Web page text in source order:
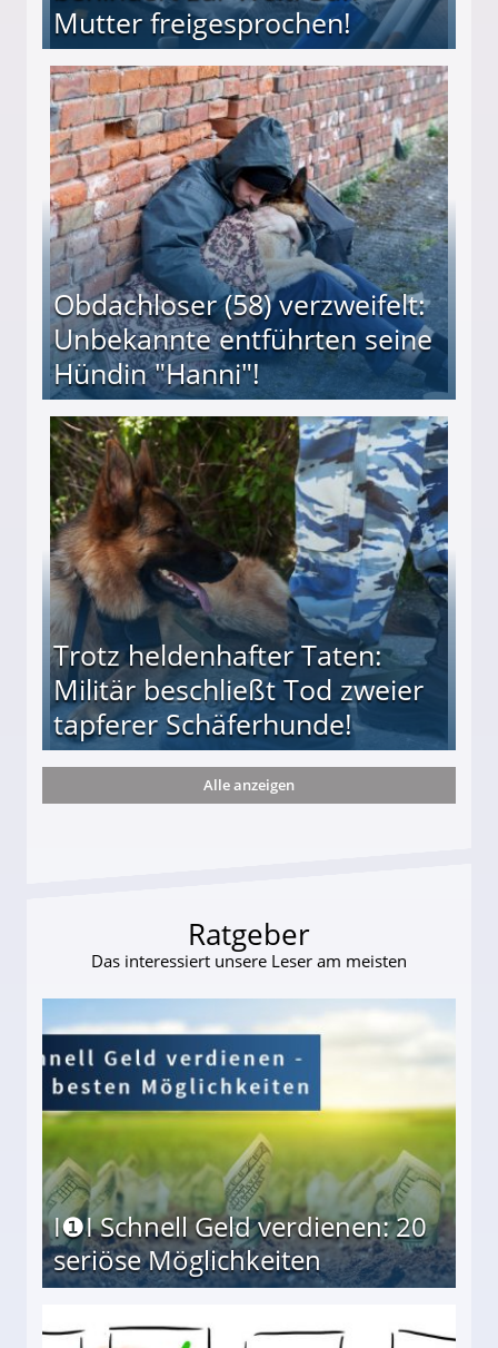
Mutter freigesprochen!
Mutter freigesprochen!
Obdachloser (58) verzweifelt:
Unbekannte entführten seine
Hündin "Hanni"!
entführten seine Hündin "Hanni"!
Trotz heldenhafter Taten:
Militär beschließt Tod zweier
tapferer Schäferhunde!
Tod zweier tapferer Schäferhunde!
Alle anzeigen
Ratgeber
Das interessiert unsere Leser am meisten
I❶I Schnell Geld verdienen: 20
seriöse Möglichkeiten